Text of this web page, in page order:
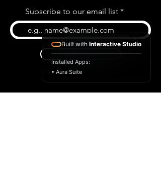
Subscribe to our email list
Subscribe
Built with Interactive Studio
Installed Apps:
• Aura Suite